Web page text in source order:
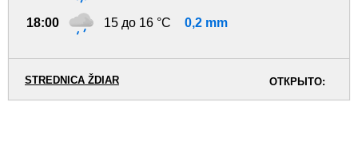
18:00 15 до 16 °C 0,2 mm
ОТКРЫТО:
STREDNICA ŽDIAR